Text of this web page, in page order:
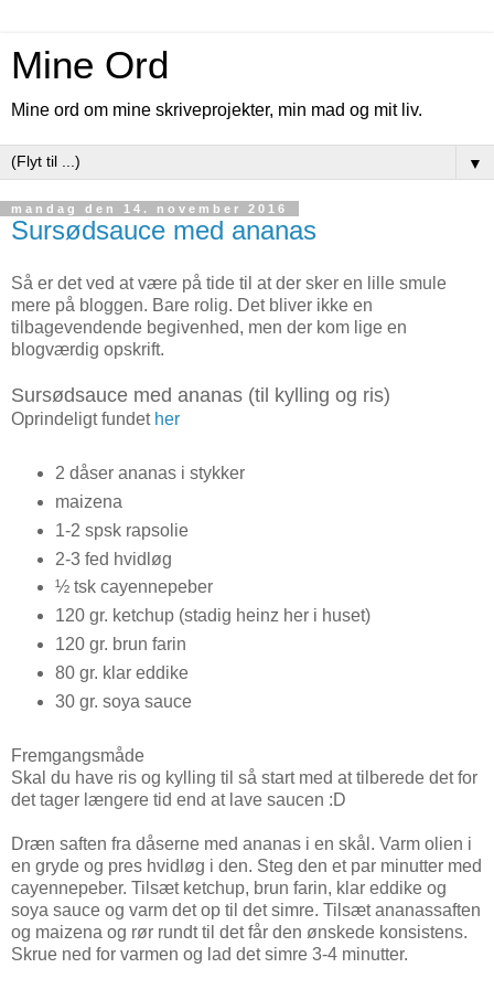
Mine Ord
Mine ord om mine skriveprojekter, min mad og mit liv.
▼
mandag den 14. november 2016
Sursødsauce med ananas
Så er det ved at være på tide til at der sker en lille smule
mere på bloggen. Bare rolig. Det bliver ikke en
tilbagevendende begivenhed, men der kom lige en
blogværdig opskrift.
Sursødsauce med ananas (til kylling og ris)
Oprindeligt fundet her
2 dåser ananas i stykker
maizena
1-2 spsk rapsolie
2-3 fed hvidløg
½ tsk cayennepeber
120 gr. ketchup (stadig heinz her i huset)
120 gr. brun farin
80 gr. klar eddike
30 gr. soya sauce
Fremgangsmåde
Skal du have ris og kylling til så start med at tilberede det for
det tager længere tid end at lave saucen :D
Dræn saften fra dåserne med ananas i en skål. Varm olien i
en gryde og pres hvidløg i den. Steg den et par minutter med
cayennepeber. Tilsæt ketchup, brun farin, klar eddike og
soya sauce og varm det op til det simre. Tilsæt ananassaften
og maizena og rør rundt til det får den ønskede konsistens.
Skrue ned for varmen og lad det simre 3-4 minutter.